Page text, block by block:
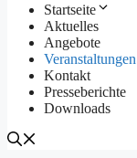
Startseite
Aktuelles
Angebote
Veranstaltungen
Kontakt
Presseberichte
Downloads